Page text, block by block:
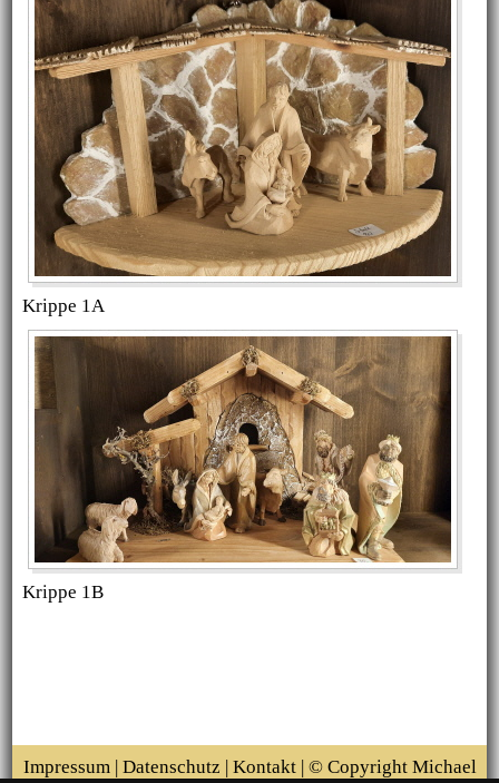
Krippe 1A
Krippe 1B
Impressum | Datenschutz | Kontakt| © Copyright Michael